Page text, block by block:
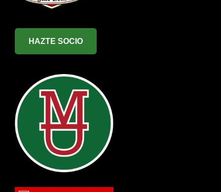
HAZTE SOCIO